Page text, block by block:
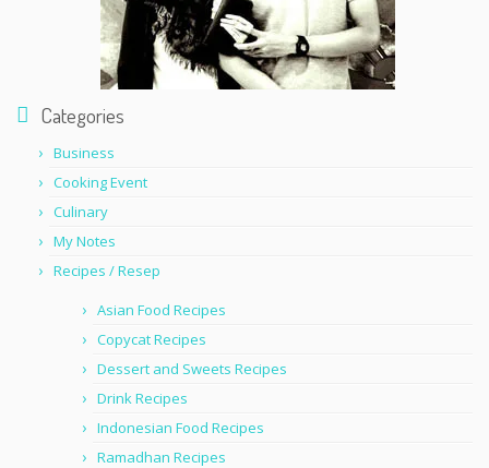
Categories
Business
Cooking Event
Culinary
My Notes
Recipes / Resep
Asian Food Recipes
Copycat Recipes
Dessert and Sweets Recipes
Drink Recipes
Indonesian Food Recipes
Ramadhan Recipes